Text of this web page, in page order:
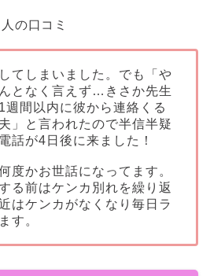
の口コミ
てしまいました。でも「や
となく言えず…きさか先生
週間以内に彼から連絡くる
」と言われたので半信半疑
話が4日後に来ました！
度かお世話になってます。
る前はケンカ別れを繰り返
はケンカがなくなり毎日ラ
す。